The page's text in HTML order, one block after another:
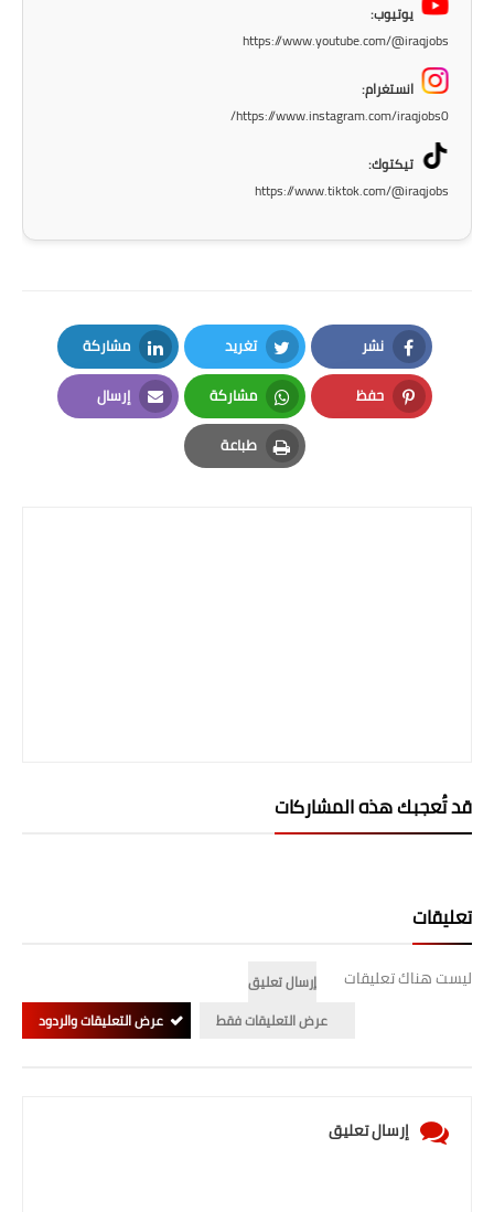
يوتيوب:
https://www.youtube.com/@iraqjobs
انستغرام:
https://www.instagram.com/iraqjobs0/
تيكتوك:
https://www.tiktok.com/@iraqjobs
نشر
Facebook
تغريد
Twitter
مشاركة
LinkedIn
حفظ
Pinterest
مشاركة
Whatsapp
إرسال
Email
طباعة
Print
قد تُعجبك هذه المشاركات
تعليقات
ليست هناك تعليقات
إرسال تعليق
عرض التعليقات فقط
عرض التعليقات والردود
إرسال تعليق